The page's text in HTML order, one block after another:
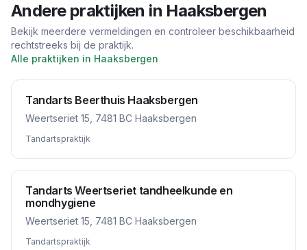
Andere praktijken in Haaksbergen
Bekijk meerdere vermeldingen en controleer beschikbaarheid
rechtstreeks bij de praktijk.
Alle praktijken in Haaksbergen
Tandarts Beerthuis Haaksbergen
Weertseriet 15, 7481 BC Haaksbergen
Tandartspraktijk
Tandarts Weertseriet tandheelkunde en
mondhygiene
Weertseriet 15, 7481 BC Haaksbergen
Tandartspraktijk